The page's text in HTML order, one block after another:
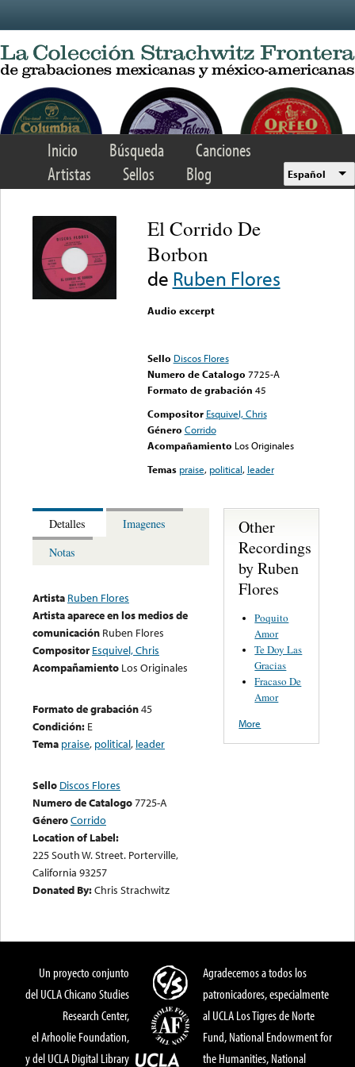
Inicio Búsqueda
Canciones
Artistas
Sellos Blog Español
El Corrido De
Borbon
de Ruben Flores
Audio excerpt
Sello Discos Flores
Numero de Catalogo 7725-A
Formato de grabación 45
Compositor Esquivel, Chris
Género Corrido
Acompañamiento Los Originales
Temas praise, political, leader
Detalles
Imagenes
Notas
Artista Ruben Flores
Artista aparece en los medios de
comunicación Ruben Flores
Compositor Esquivel, Chris
Acompañamiento Los Originales
Formato de grabación45
Condición: E
Tema praise, political, leader
Sello Discos Flores
Numero de Catalogo7725-A
GéneroCorrido
Location of Label:
225 South W. Street. Porterville,
California 93257
Donated By:Chris Strachwitz
Other
Recordings
by Ruben
Flores
Poquito
Amor
Te Doy Las
Gracias
Fracaso De
Amor
More
Un proyecto conjunto
del UCLA Chicano Studies
Research Center,
el Arhoolie Foundation,
y del UCLA Digital Library
Agradecemos a todos los
patronicadores, especialmente
al UCLA Los Tigres de Norte
Fund, National Endowment for
the Humanities, National